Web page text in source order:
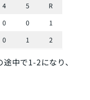
4 5
R
0 0
1
0 1 2
中で1-2になり、